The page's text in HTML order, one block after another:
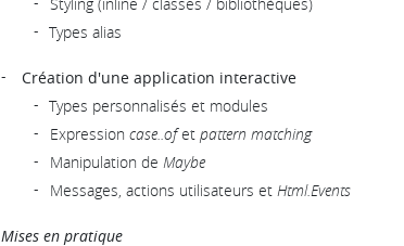
Types alias
Création d'une application interactive
Types personnalisés et modules
Expression case..ofet pattern matching
Manipulation de Maybe
Messages, actions utilisateurs et Html.Events
Mises en pratique